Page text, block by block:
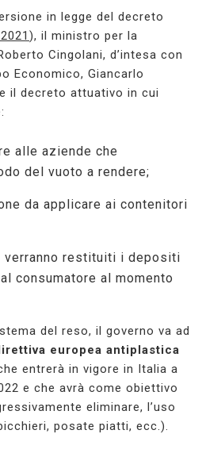
in legge del decreto
), il ministro per la
Cingolani, d’intesa con
Economico, Giancarlo
il decreto attuativo in cui
alle aziende che
del vuoto a rendere;
da applicare ai contenitori
verranno restituiti i depositi
consumatore al momento
del reso, il governo va ad
europea antiplastica
entrerà in vigore in Italia a
e che avrà come obiettivo
eliminare, l’uso
posate piatti, ecc.).